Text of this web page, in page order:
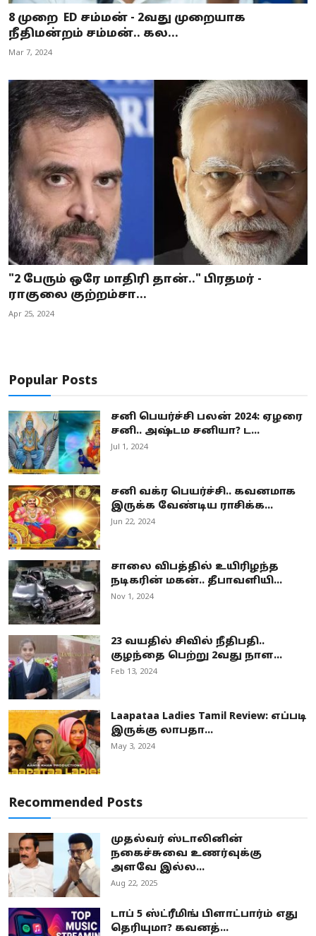
8 முறை ED சம்மன் - 2வது முறையாக
நீதிமன்றம் சம்மன்.. கல...
Mar 7, 2024
"2 பேரும் ஒரே மாதிரி தான்.." பிரதமர் -
ராகுலை குற்றம்சா...
Apr 25, 2024
Popular Posts
சனி பெயர்ச்சி பலன் 2024: ஏழரை
சனி.. அஷ்டம சனியா? ட...
Jul 1, 2024
சனி வக்ர பெயர்ச்சி.. கவனமாக
இருக்க வேண்டிய ராசிக்க...
Jun 22, 2024
சாலை விபத்தில் உயிரிழந்த
நடிகரின் மகன்.. தீபாவளியி...
Nov 1, 2024
23 வயதில் சிவில் நீதிபதி..
குழந்தை பெற்று 2வது நாள...
Feb 13, 2024
Laapataa Ladies Tamil Review: எப்படி
இருக்கு லாபதா...
May 3, 2024
Recommended Posts
முதல்வர் ஸ்டாலினின்
நகைச்சுவை உணர்வுக்கு
அளவே இல்ல...
Aug 22, 2025
டாப் 5 ஸ்ட்ரீமிங் பிளாட்பார்ம் எது
தெரியுமா? கவனத்...